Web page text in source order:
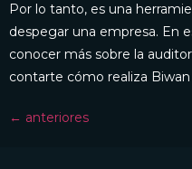
Por lo tanto, es una
despegar una empresa. En
conocer más sobre la
contarte cómo realiza
← anteriores